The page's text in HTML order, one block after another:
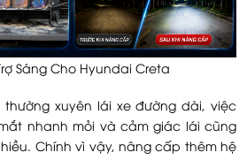
Sáng Cho Hyundai Creta
xuyên lái xe đường dài, việc
nhanh mỏi và cảm giác lái cũng
Chính vì vậy, nâng cấp thêm hệ